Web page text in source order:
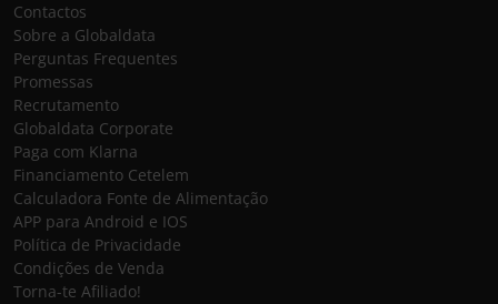
Contactos
Sobre a Globaldata
Perguntas Frequentes
Promessas
Recrutamento
Globaldata Corporate
Paga com Klarna
Financiamento Cetelem
Calculadora Fonte de Alimentação
APP para Android e IOS
Política de Privacidade
Condições de Venda
Torna-te Afiliado!